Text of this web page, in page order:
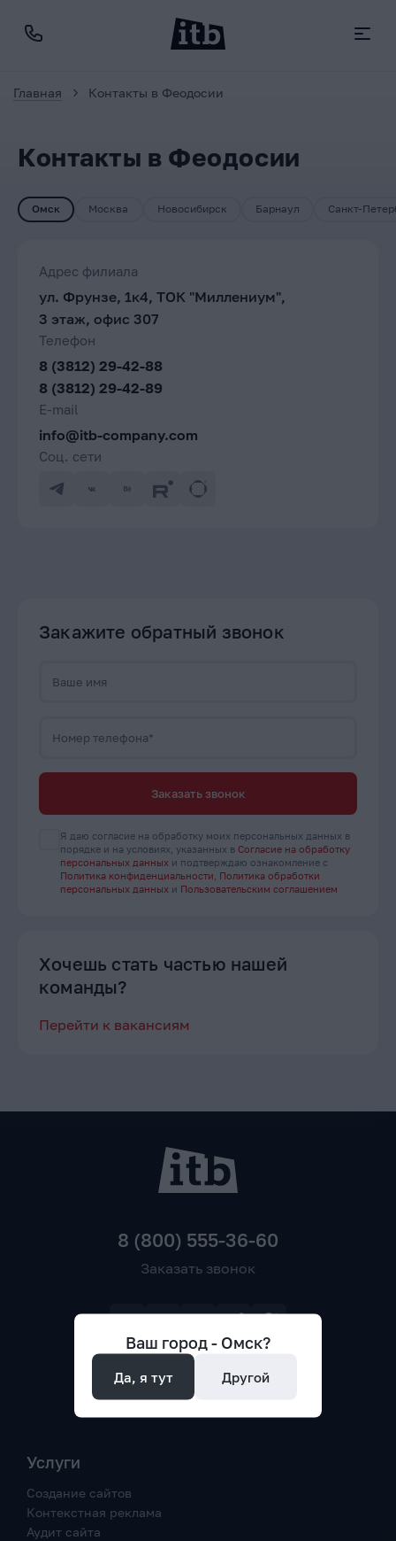
Главная Контакты в Феодосии
Контакты в Феодосии
Омск Москва Новосибирск Барнаул Санкт-
Адрес филиала
ул. Фрунзе, 1к4, ТОК "Миллениум",
3 этаж, офис 307
Телефон
8 (3812) 29-42-88
8 (3812) 29-42-89
E-mail
info@itb-company.com
Соц. сети
Закажите обратный звонок
Ваше имя
Номер телефона*
Заказать звонок
Я даю согласие на обработку моих персональных данных в
порядке и на условиях, указанных в Согласие на обработку
персональных данных и подтверждаю ознакомление с
Политика конфиденциальности
Политика обработки
персональных данных и Пользовательским соглашением
Хочешь стать частью нашей
команды?
Перейти к вакансиям
8 (800) 555-36-60
Заказать звонок
Услуги
Создание сайтов
Контекстная реклама
Аудит сайта
Ваш город - Омск?
Да, я тут Другой